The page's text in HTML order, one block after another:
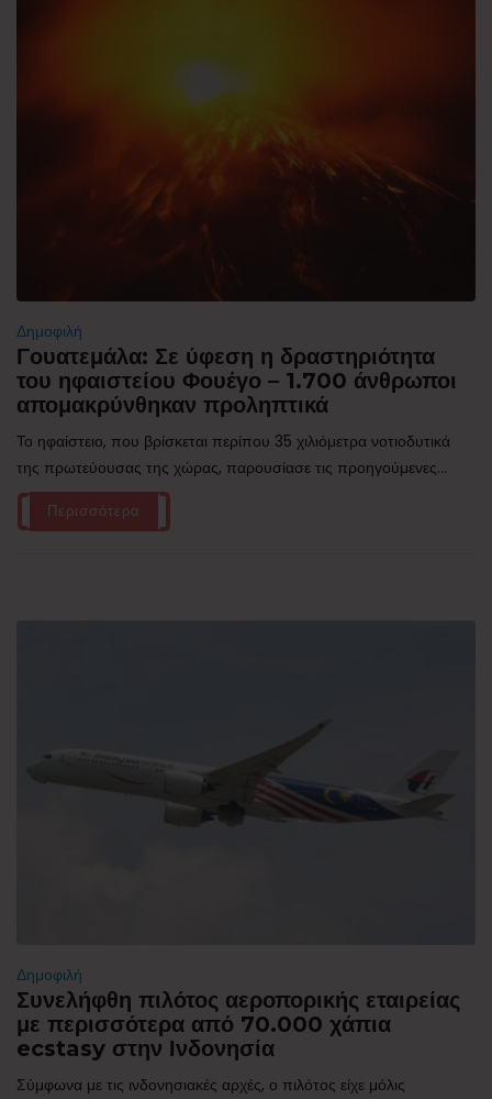
Δημοφιλή
Γουατεμάλα: Σε ύφεση η δραστηριότητα
του ηφαιστείου Φουέγο – 1.700 άνθρωποι
απομακρύνθηκαν προληπτικά
Το ηφαίστειο, που βρίσκεται περίπου 35 χιλιόμετρα νοτιοδυτικά
της πρωτεύουσας της χώρας, παρουσίασε τις προηγούμενες...
Περισσότερα
Δημοφιλή
Συνελήφθη πιλότος αεροπορικής εταιρείας
με περισσότερα από 70.000 χάπια
ecstasy στην Ινδονησία
Σύμφωνα με τις ινδονησιακές αρχές, ο πιλότος είχε μόλις